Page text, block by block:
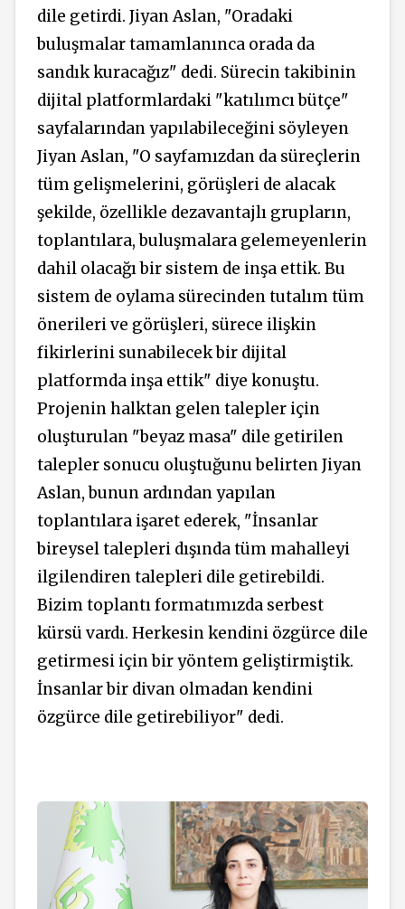
dile getirdi. Jiyan Aslan, "Oradaki
buluşmalar tamamlanınca orada da
sandık kuracağız" dedi. Sürecin takibinin
dijital platformlardaki "katılımcı bütçe"
sayfalarından yapılabileceğini söyleyen
Jiyan Aslan, "O sayfamızdan da süreçlerin
tüm gelişmelerini, görüşleri de alacak
şekilde, özellikle dezavantajlı grupların,
toplantılara, buluşmalara gelemeyenlerin
dahil olacağı bir sistem de inşa ettik. Bu
sistem de oylama sürecinden tutalım tüm
önerileri ve görüşleri, sürece ilişkin
fikirlerini sunabilecek bir dijital
platformda inşa ettik" diye konuştu.
Projenin halktan gelen talepler için
oluşturulan "beyaz masa" dile getirilen
talepler sonucu oluştuğunu belirten Jiyan
Aslan, bunun ardından yapılan
toplantılara işaret ederek, "İnsanlar
bireysel talepleri dışında tüm mahalleyi
ilgilendiren talepleri dile getirebildi.
Bizim toplantı formatımızda serbest
kürsü vardı. Herkesin kendini özgürce dile
getirmesi için bir yöntem geliştirmiştik.
İnsanlar bir divan olmadan kendini
özgürce dile getirebiliyor" dedi.